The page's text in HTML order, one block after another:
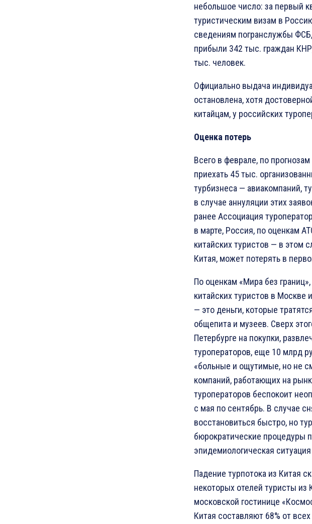
небольшое число: за первый
туристическим визам в
сведениям погранслужбы
прибыли 342 тыс. граждан
тыс. человек.
Официально выдача
остановлена, хотя
китайцам, у российских
Оценка потерь
Всего в феврале, по
приехать 45 тыс.
турбизнеса — авиакомпаний,
в случае аннуляции этих
ранее Ассоциация
в марте, Россия, по оценкам
китайских туристов — в этом
Китая, может потерять в
По оценкам «Мира без
китайских туристов в Москве
— это деньги, которые
общепита и музеев. Сверх
Петербурге на покупки,
туроператоров, еще 10 млрд
«больные и ощутимые, но не
компаний, работающих на
туроператоров беспокоит
с мая по сентябрь. В случае
восстановиться быстро, но
бюрократические процедуры
эпидемиологическая
Падение турпотока из Китая
некоторых отелей туристы
московской гостинице
Китая составляют 68% от